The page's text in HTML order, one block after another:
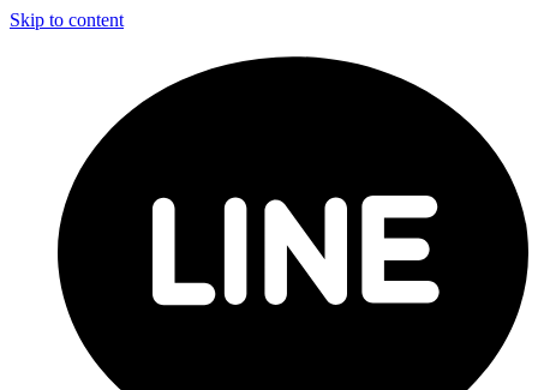
Skip to content